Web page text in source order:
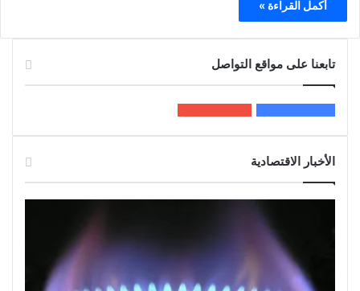
أكمل القراءة »
تابعنا على مواقع التواصل
الأخبار الاقتصادية